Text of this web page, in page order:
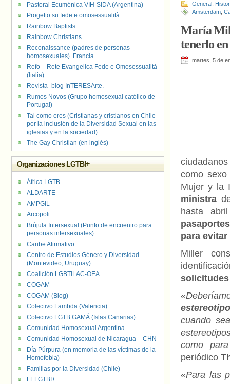
General
Amsterdam
María
tenerlo en
martes, 5 de
como
Mujer y la
ministra
hasta
para
Miller
cuando
como
periódico
«Para las
Pastoral Ecuménica VIH-SIDA (Argentina)
Progetto su fede e omosessualità
Rainbow Baptists
Rainbow Christians
Reconaissance (padres de personas
homosexuales). Francia
Refo – Rete Evangelica Fede e Omosessualità
(Italia)
Revista- blog InTERESArte.
Rumos Novos (Grupo homosexual católico de
Portugal)
Tal como eres (Cristianas y cristianos en Chile
por la inclusión de la Diversidad Sexual en las
iglesias y en la sociedad)
The Gay Christian (en inglés)
Organizaciones LGTBI+
África LGTB
ALDARTE
AMPGIL
Arcopoli
Brújula Intersexual (Punto de encuentro para
personas intersexuales)
Caribe Afirmativo
Centro de Estudios Género y Diversidad
(Montevideo, Uruguay)
Coalición LGBTILAC-OEA
COGAM
COGAM (Blog)
Colectivo Lambda (Valencia)
Colectivo LGTB GAMÁ (Islas Canarias)
Comunidad Homosexual Argentina
Comunidad Homosexual de Nicaragua – CHN
Día Púrpura (en memoria de las víctimas de la
Homofobia)
Familias por la Diversidad (Chile)
FELGTBI+